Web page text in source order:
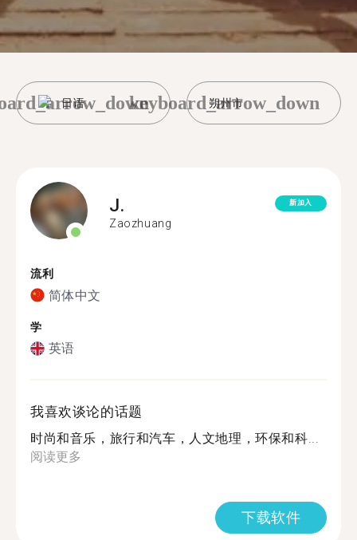
日语 朔州市
keyboard_arrow_down
J.
Zaozhuang
新加入
流利
简体中文
学
英语
我喜欢谈论的话题
时尚和音乐，旅行和汽车，人文地理，环保和科...
阅读更多
下载软件